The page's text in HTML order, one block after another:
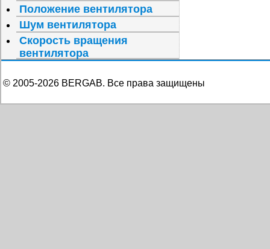
Положение вентилятора
Шум вентилятора
Скорость вращения
вентилятора
© 2005-2026 BERGAB. Все права защищены